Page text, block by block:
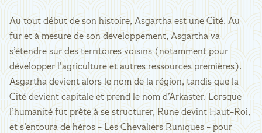
Au tout début de son histoire, Asgartha est une Cité. Au
fur et à mesure de son développement, Asgartha va
s’étendre sur des territoires voisins (notamment pour
développer l’agriculture et autres ressources premières).
Asgartha devient alors le nom de la région, tandis que la
Cité devient capitale et prend le nom d’Arkaster. Lorsque
l’humanité fut prête à se structurer, Rune devint Haut-Roi,
et s’entoura de héros - Les Chevaliers Runiques - pour